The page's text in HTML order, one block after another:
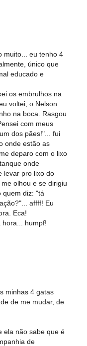
muito... eu tenho 4
único que
educado e
os embrulhos na
voltei, o Nelson
na boca. Rasgou
com meus
dos pães!"... fui
onde estão as
deparo com o lixo
onde
levar pro lixo do
olhou e se dirigiu
quem diz: "tá
affff! Eu
Eca!
hora... humpf!
minhas 4 gatas
de me mudar, de
ela não sabe que é
de